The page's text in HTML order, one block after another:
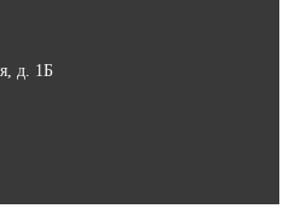
д. 1Б